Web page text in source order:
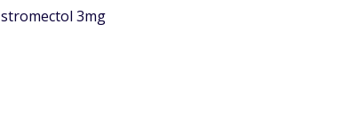
stromectol 3mg